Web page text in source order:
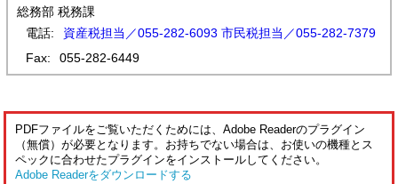
総務部 税務課
電話:
資産税担当／055-282-6093 市民税担当／055-282-7379
Fax:
055-282-6449
PDFファイルをご覧いただくためには、Adobe Readerのプラグイン
（無償）が必要となります。お持ちでない場合は、お使いの機種とス
ペックに合わせたプラグインをインストールしてください。
Adobe Readerをダウンロードする